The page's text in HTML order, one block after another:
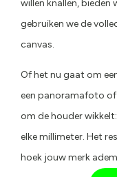
willen knallen, bieden
gebruiken we de
canvas.
Of het nu gaat om
een panoramafoto of
om de houder
elke millimeter. Het
hoek jouw merk